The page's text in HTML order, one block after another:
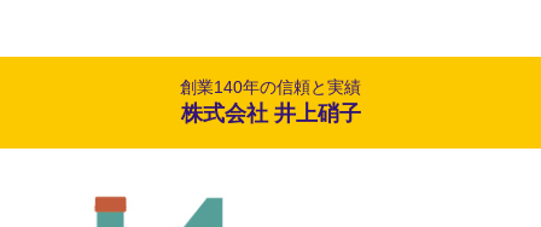
創業140年の信頼と実績
株式会社 井上硝子